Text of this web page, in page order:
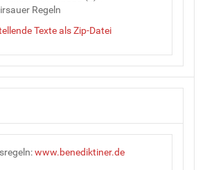
Regeln
Texte als Zip-Datei
www.benediktiner.de